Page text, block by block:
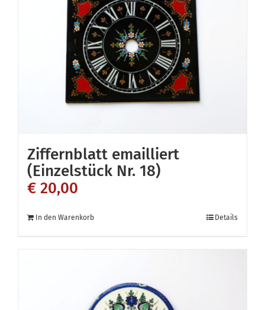
Ziffernblatt emailliert
(Einzelstück Nr. 18)
€ 20,00
In den Warenkorb Details